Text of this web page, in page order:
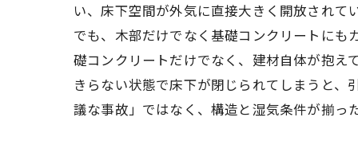
2日目に
立上
コン
最終日に
い、床下空間が外気に直接大きく開放され
でも、木部だけでなく基礎コンクリートに
礎コンクリートだけでなく、建材自体が抱え
きらない状態で床下が閉じられてしまうと、
議な事故」ではなく、構造と湿気条件が揃っ